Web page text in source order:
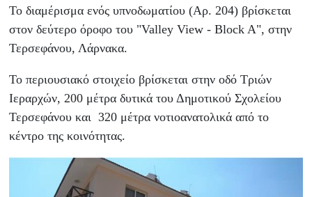
Το διαμέρισμα ενός υπνοδωματίου (Αρ. 204) βρίσκεται
στον δεύτερο όροφο του "Valley View - Block A", στην
Τερσεφάνου, Λάρνακα.
Το περιουσιακό στοιχείο βρίσκεται στην οδό Τριών
Ιεραρχών, 200 μέτρα δυτικά του Δημοτικού Σχολείου
Τερσεφάνου και 320 μέτρα νοτιοανατολικά από το
κέντρο της κοινότητας.